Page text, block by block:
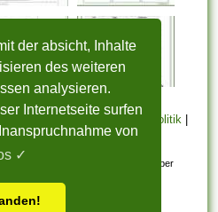
der absicht, Inhalte
des weiteren
analysieren.
Internetseite surfen
von
✓
Cookie Politik
| Sitemap| Kontakt
dem ursprünglichen Copyright-Inhaber
beachten Sie: Bilder sind für den
kommerziellen Gebrauch.